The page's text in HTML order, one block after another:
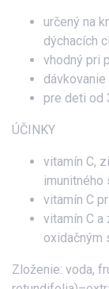
určený na
dýchacích
vhodný pri
pre deti od
ÚČINKY
vitamín C,
imunitného
vitamín C
vitamín C a
oxidačným
Zloženie: voda,